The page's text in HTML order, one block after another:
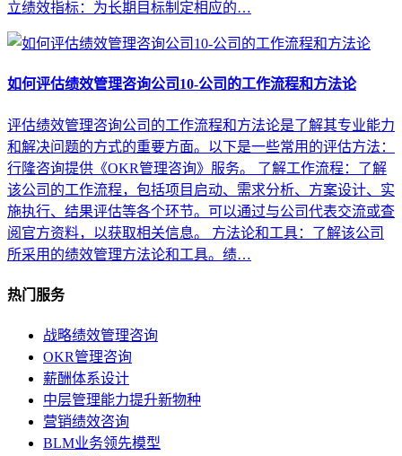
立绩效指标：为长期目标制定相应的…
如何评估绩效管理咨询公司10-公司的工作流程和方法论
评估绩效管理咨询公司的工作流程和方法论是了解其专业能力
和解决问题的方式的重要方面。以下是一些常用的评估方法：
行隆咨询提供《OKR管理咨询》服务。 了解工作流程：了解
该公司的工作流程，包括项目启动、需求分析、方案设计、实
施执行、结果评估等各个环节。可以通过与公司代表交流或查
阅官方资料，以获取相关信息。 方法论和工具：了解该公司
所采用的绩效管理方法论和工具。绩…
热门服务
战略绩效管理咨询
OKR管理咨询
薪酬体系设计
中层管理能力提升新物种
营销绩效咨询
BLM业务领先模型